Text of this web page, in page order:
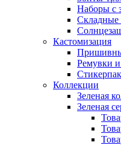
Наборы с
Складные
Кастомизация
Ремувки
Коллекции
Зеленая
Зеленая